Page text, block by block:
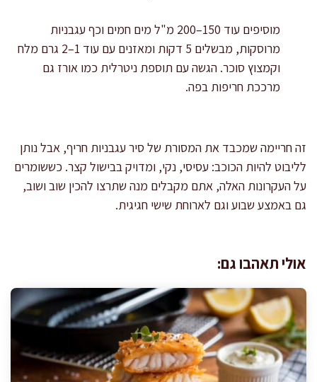
מוסיפים עוד 150–200 מ"ל מים חמים וכף עגבניות
מרוסקות, מבשלים 5 דקות ומאזנים עם עוד 1–2 גרם מלח
וקמצוץ סוכר. הגשה עם תוספת ניטרלית כמו אורז גם
מרככת חריפות בפה.
זה חריימה שמכבד את המסורת של סיר עגבניות חריף, אבל נותן
לליבוט להיות הכוכב: עסיסי, נקי, ומדויק בבישול קצר. כששומרים
על העקרונות האלה, אתם מקבלים מנה שתרצו להכין שוב ושוב,
גם באמצע שבוע וגם לארוחת שישי חגיגית.
אולי תאהבו גם: